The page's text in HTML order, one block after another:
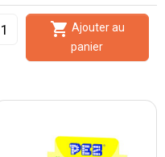

panier